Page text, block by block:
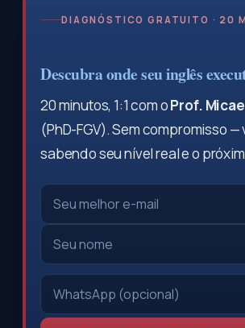
DIAGNÓSTICO GRATUITO · 20
Descubra onde seu inglês
20 minutos, 1:1 com oProf.
(PhD-FGV). Sem compromisso —
sabendo seu nível real e o